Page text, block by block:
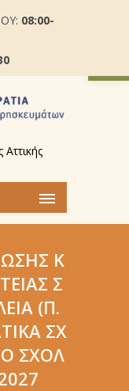
08:00-
Κ
Σ
(Π.
ΣΧ
ΣΧΟΛ